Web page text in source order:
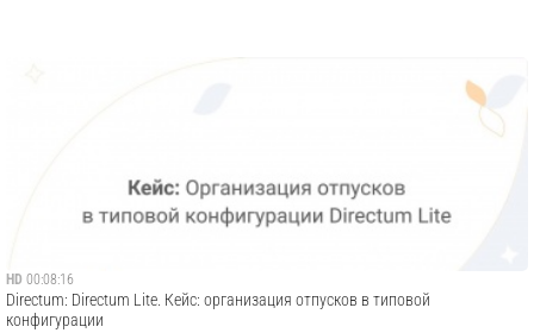
HD 00:08:16
Directum: Directum Lite. Кейс: организация отпусков в типовой
конфигурации